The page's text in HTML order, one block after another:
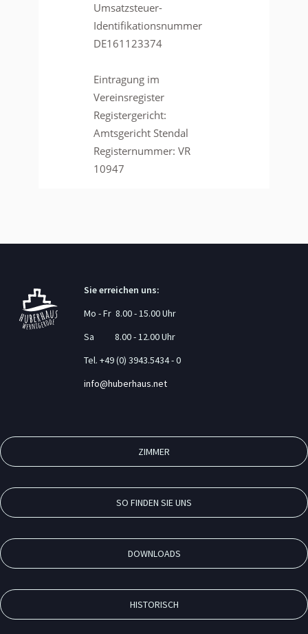
Umsatzsteuer-
Identifikationsnummer
DE161123374
Eintragung im
Vereinsregister
Registergericht:
Amtsgericht Stendal
Registernummer: VR
10947
Sie erreichen uns:
Mo - Fr 8.00 - 15.00 Uhr
Sa 8.00 - 12.00 Uhr
Tel. +49 (0) 3943.5434 - 0
info@huberhaus.net
ZIMMER
SO FINDEN SIE UNS
DOWNLOADS
HISTORISCH